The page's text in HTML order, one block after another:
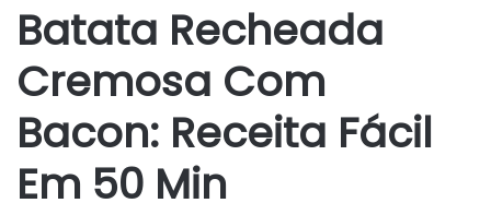
Batata Recheada
Cremosa Com
Bacon: Receita Fácil
Em 50 Min